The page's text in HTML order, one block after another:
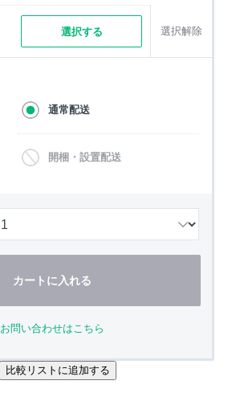
選択する 選択解除
通常配送
開梱・設置配送
カートに入れる
お問い合わせはこちら
比較リストに追加する